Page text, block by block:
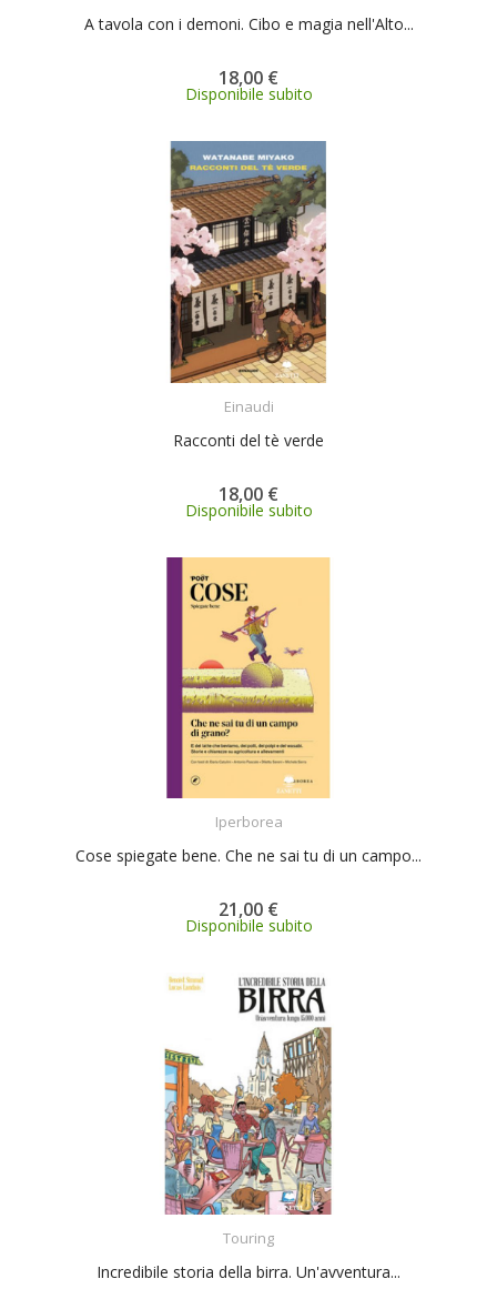
A tavola con i demoni. Cibo e magia nell'Alto...
18,00 €
Disponibile subito
Einaudi
Racconti del tè verde
18,00 €
Disponibile subito
Iperborea
Cose spiegate bene. Che ne sai tu di un campo...
21,00 €
Disponibile subito
Touring
Incredibile storia della birra. Un'avventura...